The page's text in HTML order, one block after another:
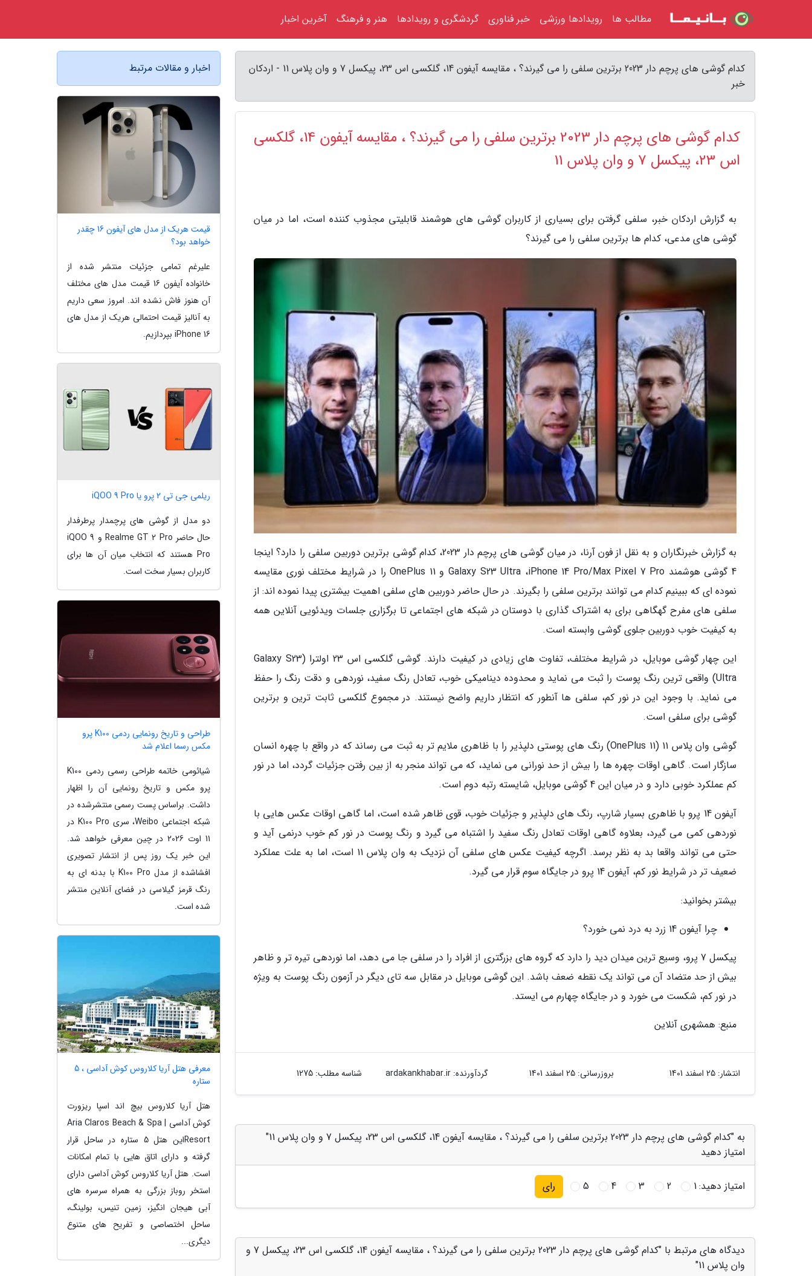
کدام گوشی های پرچم دار 2023 برترین سلفی را می گیرند؟ ، مقایسه آیفون 14، گلکسی اس 23، پیکسل 7 و وان پلاس 11 - اردکان
خبر
کدام گوشی های پرچم دار 2023 برترین سلفی را می گیرند؟ ، مقایسه آیفون 14، گلکسی
اس 23، پیکسل 7 و وان پلاس 11
به گزارش اردکان خبر، سلفی گرفتن برای بسیاری از کاربران گوشی های هوشمند قابلیتی مجذوب کننده است، اما در میان
گوشی های مدعی، کدام ها برترین سلفی را می گیرند؟
به گزارش خبرنگاران و به نقل از فون آرنا، در میان گوشی های پرچم دار 2023، کدام گوشی برترین دوربین سلفی را دارد؟ اینجا
4 گوشی هوشمند Galaxy S23 Ultra ،iPhone 14 Pro/Max Pixel 7 Pro و OnePlus 11 را در شرایط مختلف نوری مقایسه
نموده ای که ببینیم کدام می توانند برترین سلفی را بگیرند. در حال حاضر دوربین های سلفی اهمیت بیشتری پیدا نموده اند: از
سلفی های مفرح گهگاهی برای به اشتراک گذاری با دوستان در شبکه های اجتماعی تا برگزاری جلسات ویدئویی آنلاین همه
به کیفیت خوب دوربین جلوی گوشی وابسته است.
این چهار گوشی موبایل، در شرایط مختلف، تفاوت های زیادی در کیفیت دارند. گوشی گلکسی اس 23 اولترا (Galaxy S23
Ultra) واقعی ترین رنگ پوست را ثبت می نماید و محدوده دینامیکی خوب، تعادل رنگ سفید، نوردهی و دقت رنگ را حفظ
می نماید. با وجود این در نور کم، سلفی ها آنطور که انتظار داریم واضح نیستند. در مجموع گلکسی ثابت ترین و برترین
گوشی برای سلفی است.
گوشی وان پلاس 11 (OnePlus 11) رنگ های پوستی دلپذیر را با ظاهری ملایم تر به ثبت می رساند که در واقع با چهره انسان
سازگار است. گاهی اوقات چهره ها را بیش از حد نورانی می نماید، که می تواند منجر به از بین رفتن جزئیات گردد، اما در نور
کم عملکرد خوبی دارد و در میان این 4 گوشی موبایل، شایسته رتبه دوم است.
آیفون 14 پرو با ظاهری بسیار شارپ، رنگ های دلپذیر و جزئیات خوب، قوی ظاهر شده است، اما گاهی اوقات عکس هایی با
نوردهی کمی می گیرد، بعلاوه گاهی اوقات تعادل رنگ سفید را اشتباه می گیرد و رنگ پوست در نور کم خوب درنمی آید و
حتی می تواند واقعا بد به نظر برسد. اگرچه کیفیت عکس های سلفی آن نزدیک به وان پلاس 11 است، اما به علت عملکرد
ضعیف تر در شرایط نور کم، آیفون 14 پرو در جایگاه سوم قرار می گیرد.
بیشتر بخوانید:
چرا آیفون 14 زرد به درد نمی خورد؟
پیکسل 7 پرو، وسیع ترین میدان دید را دارد که گروه های بزرگتری از افراد را در سلفی جا می دهد، اما نوردهی تیره تر و ظاهر
بیش از حد متضاد آن می تواند یک نقطه ضعف باشد. این گوشی موبایل در مقابل سه تای دیگر در آزمون رنگ پوست به ویژه
در نور کم، شکست می خورد و در جایگاه چهارم می ایستد.
منبع: همشهری آنلاین
انتشار: 25 اسفند 1401 بروزرسانی: 25 اسفند 1401 گردآورنده:ardakankhabar.ir شناسه مطلب: 1275
به "کدام گوشی های پرچم دار 2023 برترین سلفی را می گیرند؟ ، مقایسه آیفون 14، گلکسی اس 23، پیکسل 7 و وان پلاس 11"
امتیاز دهید
امتیاز دهید:1
2
3
4
5 رای
دیدگاه های مرتبط با "کدام گوشی های پرچم دار 2023 برترین سلفی را می گیرند؟ ، مقایسه آیفون 14، گلکسی اس 23، پیکسل 7 و
وان پلاس 11"
اخبار و مقالات مرتبط
قیمت هریک از مدل های آیفون 16 چقدر
خواهد بود؟
علیرغم تمامی جزئیات منتشر شده از
خانواده آیفون 16 قیمت مدل های مختلف
آن هنوز فاش نشده اند. امروز سعی داریم
به آنالیز قیمت احتمالی هریک از مدل های
iPhone 16 بپردازیم.
ریلمی جی تی 2 پرو یا iQOO 9 Pro
دو مدل از گوشی های پرچمدار پرطرفدار
حال حاضر Realme GT 2 Pro و iQOO 9
Pro هستند که انتخاب میان آن ها برای
کاربران بسیار سخت است.
طراحی و تاریخ رونمایی ردمی K100 پرو
مکس رسما اعلام شد
شیائومی خاتمه طراحی رسمی ردمی K100
پرو مکس و تاریخ رونمایی آن را اظهار
داشت. براساس پست رسمی منتشرشده در
شبکه اجتماعی Weibo، سری K100 Pro در
11 اوت 2026 در چین معرفی خواهد شد.
این خبر یک روز پس از انتشار تصویری
افشاشده از مدل K100 Pro با بدنه ای به
رنگ قرمز گیلاسی در فضای آنلاین منتشر
شده است.
معرفی هتل آریا کلاروس کوش آداسی ، 5
ستاره
هتل آریا کلاروس بیچ اند اسپا ریزورت
کوش آداسی | Aria Claros Beach & Spa
Resortاین هتل 5 ستاره در ساحل قرار
گرفته و دارای اتاق هایی با تمام امکانات
است. هتل آریا کلاروس کوش آداسی دارای
استخر روباز بزرگی به همراه سرسره های
آبی هیجان انگیز، زمین تنیس، بولینگ،
ساحل اختصاصی و تفریح های متنوع
دیگری...
مطالب ها رویدادها ورزشی خبر فناوری گردشگری و رویدادها هنر و فرهنگ آخرین اخبار